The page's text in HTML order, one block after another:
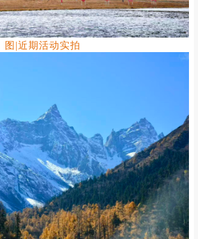
图|近期活动实拍